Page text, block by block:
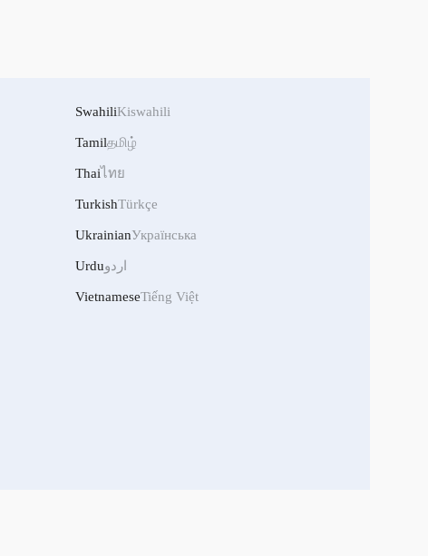
SwahiliKiswahili
Tamilதமிழ்
Thaiไทย
TurkishTürkçe
UkrainianУкраїнська
Urduاردو
VietnameseTiếng Việt